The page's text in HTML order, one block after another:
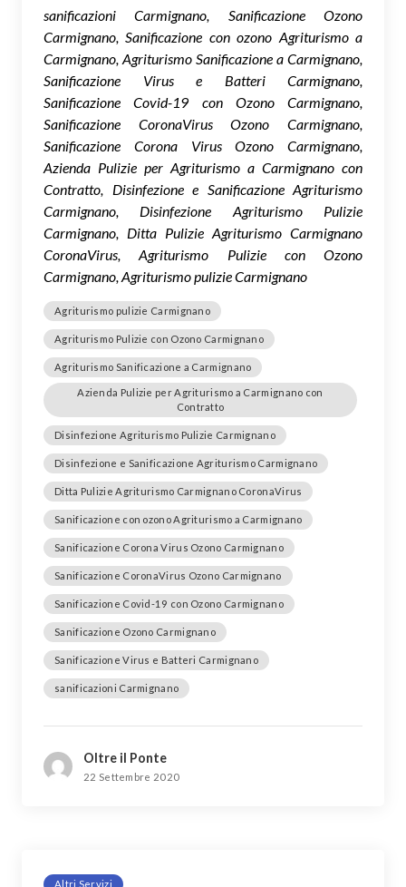
sanificazioni Carmignano, Sanificazione Ozono
Carmignano, Sanificazione con ozono Agriturismo a
Carmignano, Agriturismo Sanificazione a Carmignano,
Sanificazione Virus e Batteri Carmignano,
Sanificazione Covid-19 con Ozono Carmignano,
Sanificazione CoronaVirus Ozono Carmignano,
Sanificazione Corona Virus Ozono Carmignano,
Azienda Pulizie per Agriturismo a Carmignano con
Contratto, Disinfezione e Sanificazione Agriturismo
Carmignano, Disinfezione Agriturismo Pulizie
Carmignano, Ditta Pulizie Agriturismo Carmignano
CoronaVirus, Agriturismo Pulizie con Ozono
Carmignano, Agriturismo pulizie Carmignano
Agriturismo pulizie Carmignano
Agriturismo Pulizie con Ozono Carmignano
Agriturismo Sanificazione a Carmignano
Azienda Pulizie per Agriturismo a Carmignano con
Contratto
Disinfezione Agriturismo Pulizie Carmignano
Disinfezione e Sanificazione Agriturismo Carmignano
Ditta Pulizie Agriturismo Carmignano CoronaVirus
Sanificazione con ozono Agriturismo a Carmignano
Sanificazione Corona Virus Ozono Carmignano
Sanificazione CoronaVirus Ozono Carmignano
Sanificazione Covid-19 con Ozono Carmignano
Sanificazione Ozono Carmignano
Sanificazione Virus e Batteri Carmignano
sanificazioni Carmignano
Oltre il Ponte
22 Settembre 2020
Altri Servizi